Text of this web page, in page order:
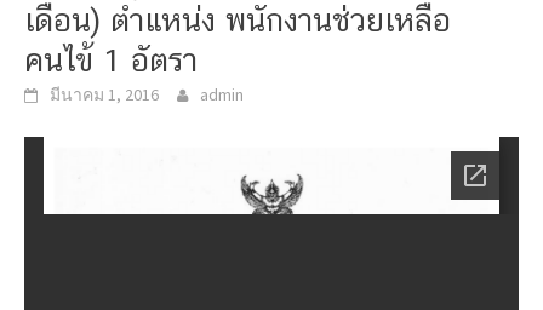
เดือน) ตำแหน่ง พนักงานช่วยเหลือ
คนไข้ 1 อัตรา
มีนาคม 1, 2016 admin